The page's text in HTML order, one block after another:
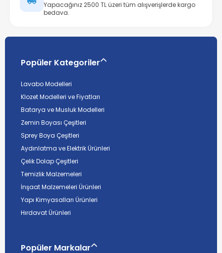
Yapacağınız 2500 TL üzeri tüm alışverişlerde kargo
bedava.
Popüler Kategoriler
Lavabo Modelleri
Klozet Modelleri ve Fiyatları
Batarya ve Musluk Modelleri
Zemin Boyası Çeşitleri
Sprey Boya Çeşitleri
Aydınlatma ve Elektrik Ürünleri
Çelik Dolap Çeşitleri
Temizlik Malzemeleri
İnşaat Malzemeleri Ürünleri
Yapı Kimyasalları Ürünleri
Hırdavat Ürünleri
Popüler Markalar